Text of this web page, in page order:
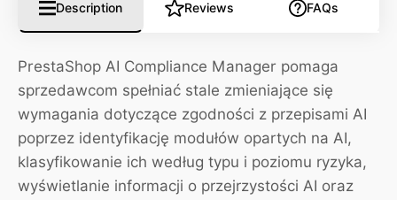
Description Reviews FAQs
PrestaShop AI Compliance Manager pomaga
sprzedawcom spełniać stale zmieniające się
wymagania dotyczące zgodności z przepisami AI
poprzez identyfikację modułów opartych na AI,
klasyfikowanie ich według typu i poziomu ryzyka,
wyświetlanie informacji o przejrzystości AI oraz